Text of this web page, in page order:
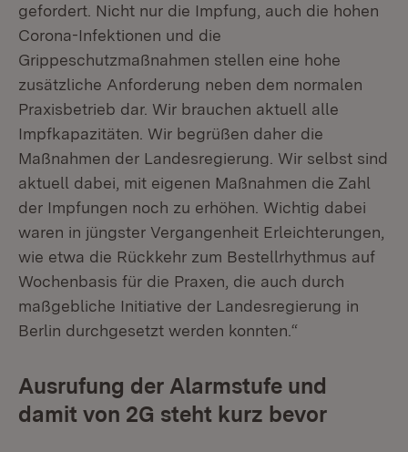
gefordert. Nicht nur die Impfung, auch die hohen
Corona-Infektionen und die
Grippeschutzmaßnahmen stellen eine hohe
zusätzliche Anforderung neben dem normalen
Praxisbetrieb dar. Wir brauchen aktuell alle
Impfkapazitäten. Wir begrüßen daher die
Maßnahmen der Landesregierung. Wir selbst sind
aktuell dabei, mit eigenen Maßnahmen die Zahl
der Impfungen noch zu erhöhen. Wichtig dabei
waren in jüngster Vergangenheit Erleichterungen,
wie etwa die Rückkehr zum Bestellrhythmus auf
Wochenbasis für die Praxen, die auch durch
maßgebliche Initiative der Landesregierung in
Berlin durchgesetzt werden konnten.“
Ausrufung der Alarmstufe und
damit von 2G steht kurz bevor